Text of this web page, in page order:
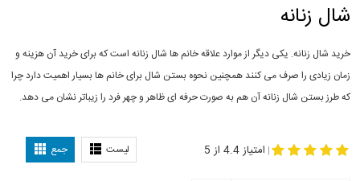
شال زنانه
خرید شال زنانه. یکی دیگر از موارد علاقه خانم ها شال زنانه است که برای خرید آن هزینه و
زمان زیادی را صرف می کنند همچنین نحوه بستن شال برای خانم ها بسیار اهمیت دارد چرا
که طرز بستن شال زنانه آن هم به صورت حرفه ای ظاهر و چهر فرد را زیباتر نشان می دهد.
لیست جمع | امتیاز 4.4 از 5